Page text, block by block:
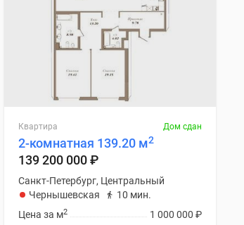
Квартира Дом сдан
2-комнатная 139.20 м2
139 200 000₽
Санкт-Петербург, Центральный
Чернышевская
10 мин.
1 000 000 ₽
Цена за м2